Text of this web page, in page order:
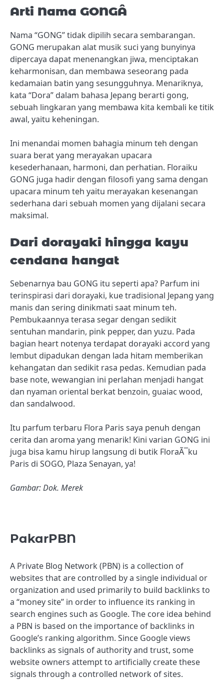
Arti Nama GONGÂ
Nama “GONG” tidak dipilih secara sembarangan.
GONG merupakan alat musik suci yang bunyinya
dipercaya dapat menenangkan jiwa, menciptakan
keharmonisan, dan membawa seseorang pada
kedamaian batin yang sesungguhnya. Menariknya,
kata “Dora” dalam bahasa Jepang berarti gong,
sebuah lingkaran yang membawa kita kembali ke titik
awal, yaitu keheningan.
Ini menandai momen bahagia minum teh dengan
suara berat yang merayakan upacara
kesederhanaan, harmoni, dan perhatian. Floraiku
GONG juga hadir dengan filosofi yang sama dengan
upacara minum teh yaitu merayakan kesenangan
sederhana dari sebuah momen yang dijalani secara
maksimal.
Dari dorayaki hingga kayu
cendana hangat
Sebenarnya bau GONG itu seperti apa? Parfum ini
terinspirasi dari dorayaki, kue tradisional Jepang yang
manis dan sering dinikmati saat minum teh.
Pembukaannya terasa segar dengan sedikit
sentuhan mandarin, pink pepper, dan yuzu. Pada
bagian heart notenya terdapat dorayaki accord yang
lembut dipadukan dengan lada hitam memberikan
kehangatan dan sedikit rasa pedas. Kemudian pada
base note, wewangian ini perlahan menjadi hangat
dan nyaman oriental berkat benzoin, guaiac wood,
dan sandalwood.
Itu parfum terbaru Flora Paris saya penuh dengan
cerita dan aroma yang menarik! Kini varian GONG ini
juga bisa kamu hirup langsung di butik FloraÃ¯ku
Paris di SOGO, Plaza Senayan, ya!
Gambar: Dok. Merek
PakarPBN
A Private Blog Network (PBN) is a collection of
websites that are controlled by a single individual or
organization and used primarily to build backlinks to
a “money site” in order to influence its ranking in
search engines such as Google. The core idea behind
a PBN is based on the importance of backlinks in
Google’s ranking algorithm. Since Google views
backlinks as signals of authority and trust, some
website owners attempt to artificially create these
signals through a controlled network of sites.